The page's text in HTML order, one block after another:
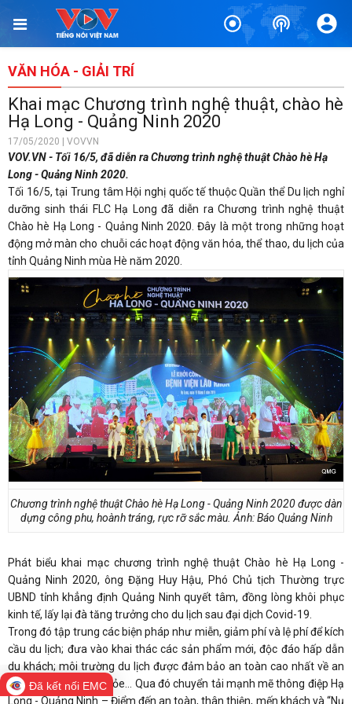
VĂN HÓA - GIẢI TRÍ
Khai mạc Chương trình nghệ thuật, chào hè
Hạ Long - Quảng Ninh 2020
17/05/2020 | VOVVN
VOV.VN - Tối 16/5, đã diễn ra Chương trình nghệ thuật Chào hè Hạ
Long - Quảng Ninh 2020.
Tối 16/5, tại Trung tâm Hội nghị quốc tế thuộc Quần thể Du lịch nghỉ
dưỡng sinh thái FLC Hạ Long đã diễn ra Chương trình nghệ thuật
Chào hè Hạ Long - Quảng Ninh 2020. Đây là một trong những hoạt
động mở màn cho chuỗi các hoạt động văn hóa, thể thao, du lịch của
tỉnh Quảng Ninh mùa Hè năm 2020.
Chương trình nghệ thuật Chào hè Hạ Long - Quảng Ninh 2020 được dàn
dựng công phu, hoành tráng, rực rỡ sắc màu. Ảnh: Báo Quảng Ninh
Phát biểu khai mạc chương trình nghệ thuật Chào hè Hạ Long -
Quảng Ninh 2020, ông Đặng Huy Hậu, Phó Chủ tịch Thường trực
UBND tỉnh khẳng định Quảng Ninh quyết tâm, đồng lòng khôi phục
kinh tế, lấy lại đà tăng trưởng cho du lịch sau đại dịch Covid-19.
Trong đó tập trung các biện pháp như miễn, giảm phí và lệ phí để kích
cầu du lịch; đưa vào khai thác các sản phẩm mới, độc đáo hấp dẫn
du khách; môi trường du lịch được đảm bảo an toàn cao nhất về an
ninh trật tự và sức khỏe... Qua đó chuyển tải mạnh mẽ thông điệp Hạ
Long - Quảng Ninh – Điểm đến an toàn, thân thiện, mến khách và “Nụ
Đã kết nối EMC